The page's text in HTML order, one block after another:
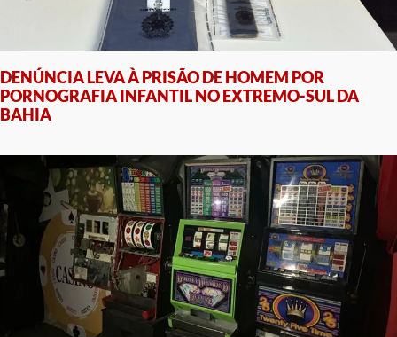
DENÚNCIA LEVA À PRISÃO DE HOMEM POR
PORNOGRAFIA INFANTIL NO EXTREMO-SUL DA
BAHIA